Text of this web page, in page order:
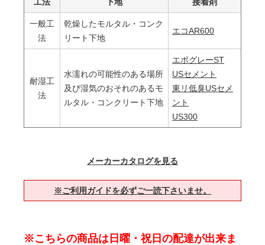
一般工
法
乾燥したモルタル・コンク
リート下地
エコAR600
耐湿工
法
水濡れの可能性のある場所
及び湿気のおそれのあるモ
ルタル・コンクリート下地
エポグレーST
USセメント
東リ低臭USセメ
ント
US300
メーカーカタログを見る
※ご利用ガイドを必ずご一読下さいませ。
※こちらの商品は日曜・祝日の配達が出来ま